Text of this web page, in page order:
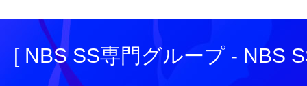
[ NBS SS専門グループ - NBS